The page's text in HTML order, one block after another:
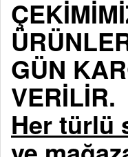
GÜN
VERİLİR.
Her türlü